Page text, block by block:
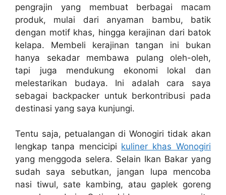
pengrajin yang membuat berbagai macam
produk, mulai dari anyaman bambu, batik
dengan motif khas, hingga kerajinan dari batok
kelapa. Membeli kerajinan tangan ini bukan
hanya sekadar membawa pulang oleh-oleh,
tapi juga mendukung ekonomi lokal dan
melestarikan budaya. Ini adalah cara saya
sebagai backpacker untuk berkontribusi pada
destinasi yang saya kunjungi.
Tentu saja, petualangan di Wonogiri tidak akan
lengkap tanpa mencicipi kuliner khas Wonogiri
yang menggoda selera. Selain Ikan Bakar yang
sudah saya sebutkan, jangan lupa mencoba
nasi tiwul, sate kambing, atau gaplek goreng